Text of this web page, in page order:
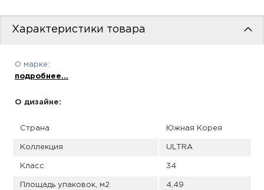
Характеристики товара
О марке:
подробнее...
О дизайне:
Страна Южная Корея
Коллекция ULTRA
Класс 34
Площадь упаковок, м2 4,49